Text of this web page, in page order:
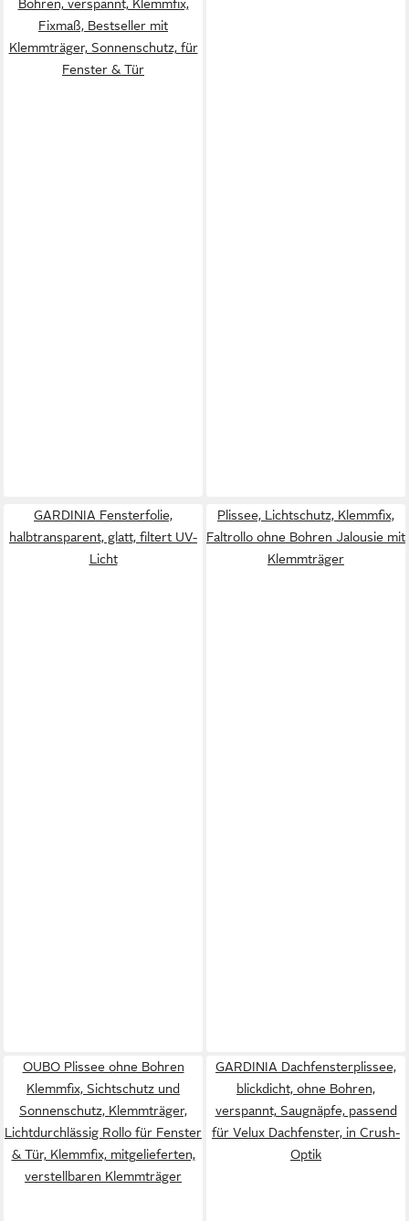
Bohren, verspannt, Klemmfix,
Fixmaß, Bestseller mit
Klemmträger, Sonnenschutz, für
Fenster & Tür
GARDINIA Fensterfolie,
halbtransparent, glatt, filtert UV-
Licht
Plissee, Lichtschutz, Klemmfix,
Faltrollo ohne Bohren Jalousie mit
Klemmträger
OUBO Plissee ohne Bohren
Klemmfix, Sichtschutz und
Sonnenschutz, Klemmträger,
Lichtdurchlässig Rollo für Fenster
& Tür, Klemmfix, mitgelieferten,
verstellbaren Klemmträger
GARDINIA Dachfensterplissee,
blickdicht, ohne Bohren,
verspannt, Saugnäpfe, passend
für Velux Dachfenster, in Crush-
Optik